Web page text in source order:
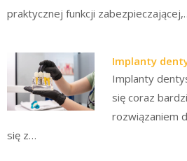
praktycznej funkcji
Implanty
Implanty
się coraz
rozwiązaniem
się z…